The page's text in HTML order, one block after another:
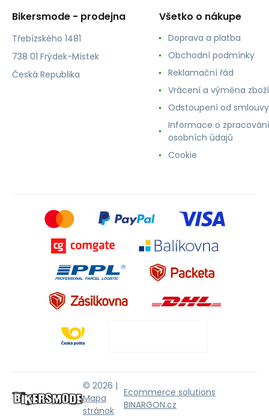
Bikersmode - prodejna
Třebízského 1481
738 01 Frýdek-Místek
Česká Republika
Všetko o nákupe
Doprava a platba
Obchodní podmínky
Reklamační řád
Vrácení a výměna zboží
Odstoupení od smlouvy
Informace o zpracování
osobních údajů
Cookie
© 2026 |
Mapa
stránok
Ecommerce solutions
BINARGON.cz